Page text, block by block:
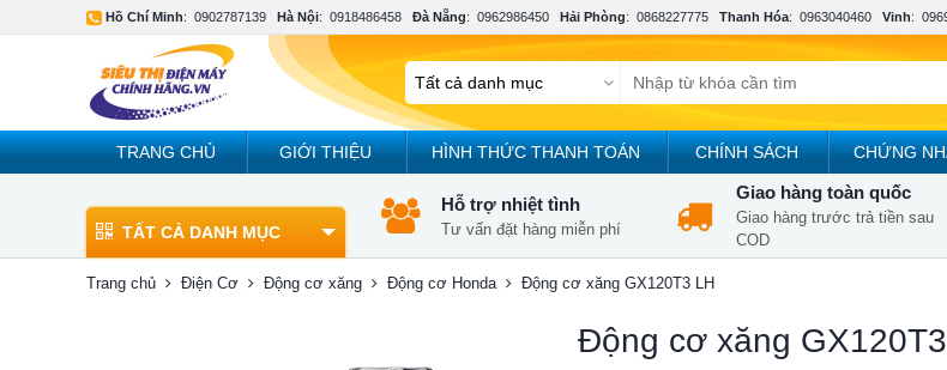
Hồ Chí Minh: 0902787139 Hà Nội: 0918486458 Đà Nẵng: 0962986450 Hải Phòng: 0868227775 Thanh Hóa: 0963040460 Vinh:
TRANG CHỦ GIỚI THIỆU HÌNH THỨC THANH TOÁN CHÍNH SÁCH CHỨNG
TẤT CẢ DANH MỤC
Hỗ trợ nhiệt tình
Tư vấn đặt hàng miễn phí
Giao hàng toàn quốc
Giao hàng trước trả tiền sau
COD
Trang chủ Điện Cơ Động cơ xăng Động cơ Honda Ðộng cơ xăng GX120T3 LH
Ðộng cơ xăng